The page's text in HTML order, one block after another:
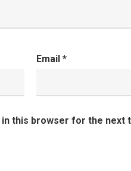
Email *
in this browser for the next